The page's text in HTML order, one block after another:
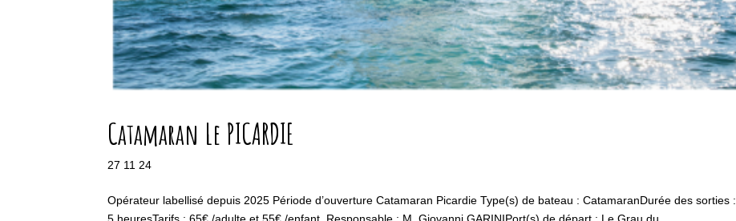
Catamaran Le PICARDIE
27 11 24
Opérateur labellisé depuis 2025 Période d’ouverture Catamaran Picardie Type(s) de bateau : CatamaranDurée des sorties :